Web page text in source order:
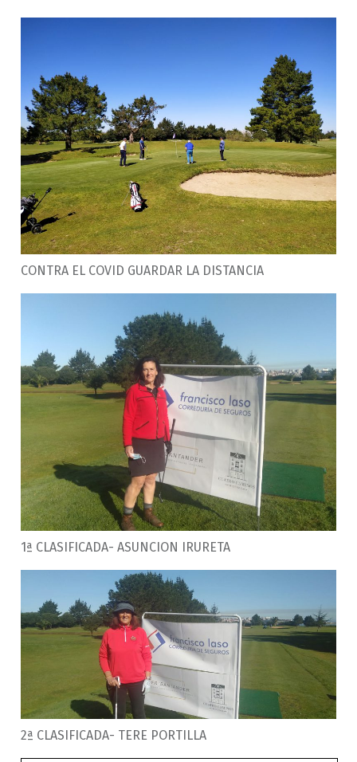
CONTRA EL COVID GUARDAR LA DISTANCIA
1ª CLASIFICADA- ASUNCION IRURETA
2ª CLASIFICADA- TERE PORTILLA